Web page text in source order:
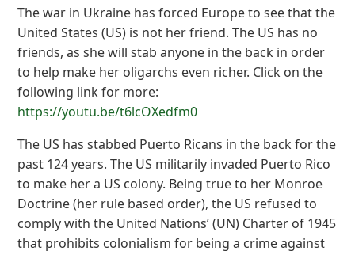
The war in Ukraine has forced Europe to see that the
United States (US) is not her friend. The US has no
friends, as she will stab anyone in the back in order
to help make her oligarchs even richer. Click on the
following link for more:
https://youtu.be/t6lcOXedfm0
The US has stabbed Puerto Ricans in the back for the
past 124 years. The US militarily invaded Puerto Rico
to make her a US colony. Being true to her Monroe
Doctrine (her rule based order), the US refused to
comply with the United Nations’ (UN) Charter of 1945
that prohibits colonialism for being a crime against